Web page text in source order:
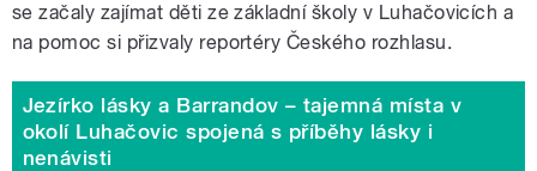
se začaly zajímat děti ze základní školy v Luhačovicích a
na pomoc si přizvaly reportéry Českého rozhlasu.
Jezírko lásky a Barrandov – tajemná místa v
okolí Luhačovic spojená s příběhy lásky i
nenávisti